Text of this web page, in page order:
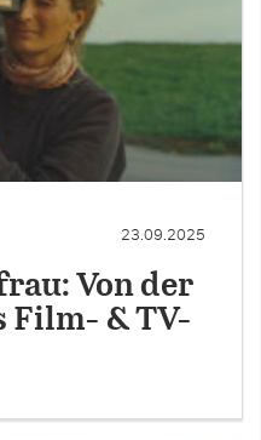
23.09.2025
Von der
Film- & TV-